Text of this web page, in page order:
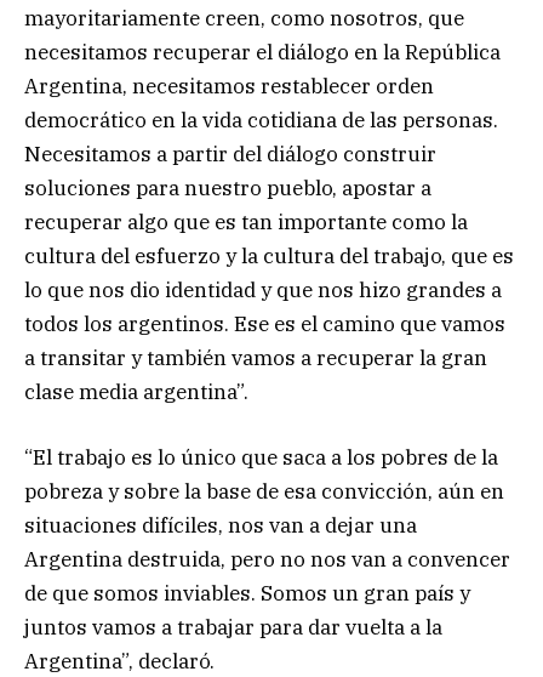
mayoritariamente creen, como nosotros, que
necesitamos recuperar el diálogo en la República
Argentina, necesitamos restablecer orden
democrático en la vida cotidiana de las personas.
Necesitamos a partir del diálogo construir
soluciones para nuestro pueblo, apostar a
recuperar algo que es tan importante como la
cultura del esfuerzo y la cultura del trabajo, que es
lo que nos dio identidad y que nos hizo grandes a
todos los argentinos. Ese es el camino que vamos
a transitar y también vamos a recuperar la gran
clase media argentina”.
“El trabajo es lo único que saca a los pobres de la
pobreza y sobre la base de esa convicción, aún en
situaciones difíciles, nos van a dejar una
Argentina destruida, pero no nos van a convencer
de que somos inviables. Somos un gran país y
juntos vamos a trabajar para dar vuelta a la
Argentina”, declaró.